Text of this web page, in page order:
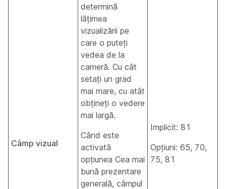
Câmp vizual
determină
lățimea
vizualizării pe
care o puteți
vedea de la
cameră. Cu cât
setați un grad
mai mare, cu atât
obțineți o vedere
mai largă.
Când este
activată
opțiunea Cea mai
bună prezentare
generală, câmpul
Implicit: 81
Opțiuni: 65, 70,
75, 81